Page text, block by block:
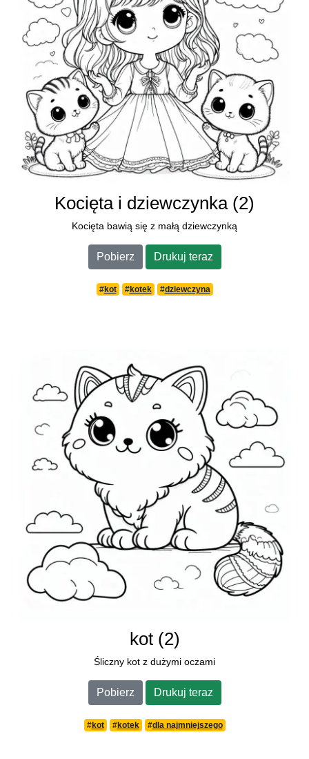
Kocięta i dziewczynka (2)
Kocięta bawią się z małą dziewczynką
Pobierz Drukuj teraz
#kot #kotek #dziewczyna
kot (2)
Śliczny kot z dużymi oczami
Pobierz Drukuj teraz
#kot #kotek #dla najmniejszego